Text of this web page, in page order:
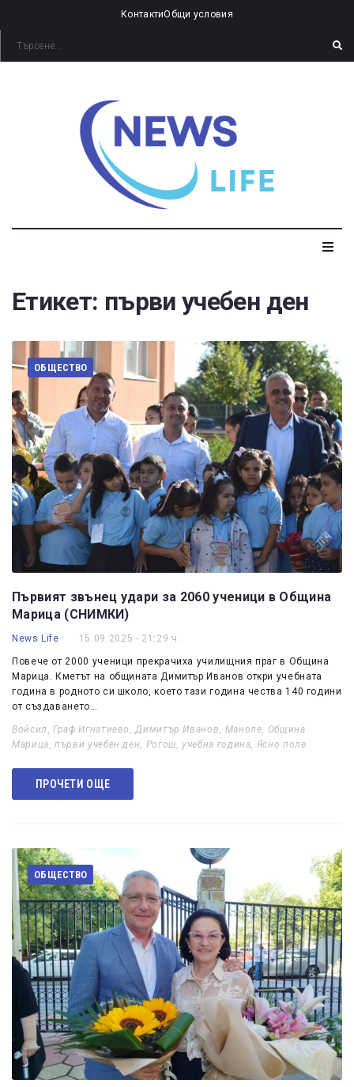
КонтактиОбщи условия
Етикет: първи учебен ден
ОБЩЕСТВО
Първият звънец удари за 2060 ученици в Община
Марица (СНИМКИ)
News Life 15.09.2025 - 21:29 ч.
Повече от 2000 ученици прекрачиха училищния праг в Община
Марица. Кметът на общината Димитър Иванов откри учебната
година в родното си школо, което тази година чества 140 години
от създаването…
Войсил ,Граф Игнатиево ,Димитър Иванов, Маноле, Община
Марица,първи учебен ден, Рогош, учебна година, Ясно поле
ПРОЧЕТИ ОЩЕ
ОБЩЕСТВО